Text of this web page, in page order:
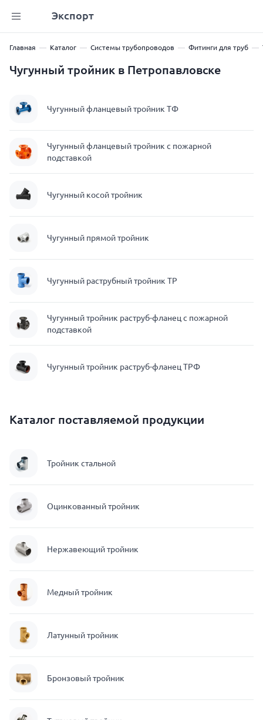
Экспорт
Главная Каталог Системы трубопроводов Фитинги для труб
Чугунный тройник в Петропавловске
Чугунный фланцевый тройник ТФ
Чугунный фланцевый тройник с пожарной
подставкой
Чугунный косой тройник
Чугунный прямой тройник
Чугунный раструбный тройник ТР
Чугунный тройник раструб-фланец с пожарной
подставкой
Чугунный тройник раструб-фланец ТРФ
Каталог поставляемой продукции
Тройник стальной
Оцинкованный тройник
Нержавеющий тройник
Медный тройник
Латунный тройник
Бронзовый тройник